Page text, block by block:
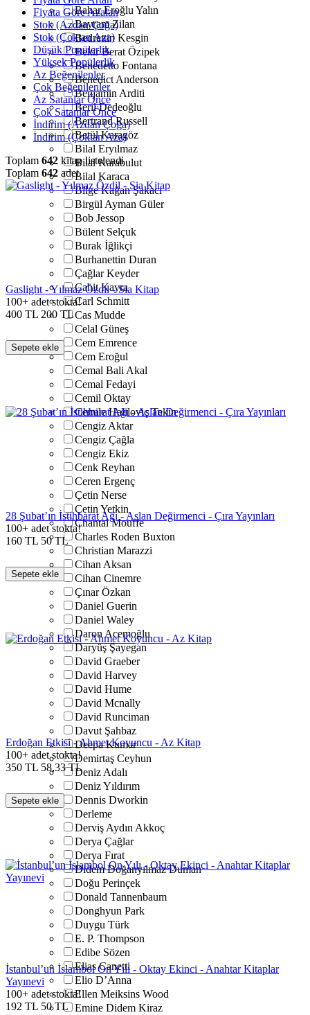
Bahar Eroğlu Yalın
Bayram Zilan
Bedrettin Kesgin
Bekir Berat Özipek
Benedetto Fontana
Benedict Anderson
Benjamin Arditi
Beril Dedeoğlu
Bertrand Russell
Betül Karagöz
Bilal Eryılmaz
Bilal Karabulut
Bilal Karaca
Bilge Kağan Şakacı
Birgül Ayman Güler
Bob Jessop
Bülent Selçuk
Burak İğlikçi
Burhanettin Duran
Çağlar Keyder
Cahit Kayra
Carl Schmitt
Cas Mudde
Celal Güneş
Cem Emrence
Cem Eroğul
Cemal Bali Akal
Cemal Fedayi
Cemil Oktay
Cemile Haliloviç Tekin
Cengiz Aktar
Cengiz Çağla
Cengiz Ekiz
Cenk Reyhan
Ceren Ergenç
Çetin Nerse
Çetin Yetkin
Chantal Mouffe
Charles Roden Buxton
Christian Marazzi
Cihan Aksan
Cihan Cinemre
Çınar Özkan
Daniel Guerin
Daniel Waley
Daron Acemoğlu
Daryüş Şayegan
David Graeber
David Harvey
David Hume
David Mcnally
David Runciman
Davut Şahbaz
Deepa Kumar
Demirtaş Ceyhun
Deniz Adalı
Deniz Yıldırım
Dennis Dworkin
Derleme
Derviş Aydın Akkoç
Derya Çağlar
Derya Fırat
Didem Doğanyılmaz Duman
Doğu Perinçek
Donald Tannenbaum
Donghyun Park
Duygu Türk
E. P. Thompson
Edibe Sözen
Elias Canetti
Elio D’Anna
Ellen Meiksins Wood
Emine Didem Kiraz
Fiyata Göre Azalan
Stok (Azdan Çoğa)
Stok (Çoktan Aza)
Düşük Popülerlik
Yüksek Popülerlik
Az Beğenilenler
Çok Beğenilenler
Az Satanlar Önce
Çok Satanlar Önce
İndirim (Azdan Çoğa)
İndirim (Çoktan Aza)
Toplam 642 kitap listelendi
Toplam 642 adet
Gaslight - Yılmaz Özdil - Sia Kitap
100+ adet stokta!
400 TL 200 TL
Sepete ekle
28 Şubat’ın İstihbarat Ağı - Aslan Değirmenci - Çıra Yayınları
100+ adet stokta!
160 TL 50 TL
Sepete ekle
Erdoğan Etkisi - Ahmet Koyuncu - Az Kitap
100+ adet stokta!
350 TL 58,33 TL
Sepete ekle
İstanbul’un İslambol On Yılı - Oktay Ekinci - Anahtar Kitaplar
Yayınevi
100+ adet stokta!
192 TL 50 TL